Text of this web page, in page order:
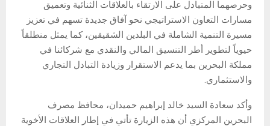
وحرصهما المتبادل على الارتقاء بالعلاقات الثنائية وتعميق
مسارات التعاون الاستراتيجي نحو آفاق جديدة تسهم في تعزيز
مسيرة التنمية الشاملة في البلدين الشقيقين، كما يمثل منطلقاً
حيوياً لتطوير أطر التنسيق المالي والنقدي مع شركائنا في
مملكة البحرين بما يدعم الاستقرار وزيادة التبادل التجاري
والاستثماري.
وأكد سعادة السيد خالد إبراهيم حميدان، محافظ مصرف
البحرين المركزي أن هذه الزيارة تأتي في إطار العلاقات الأخوية